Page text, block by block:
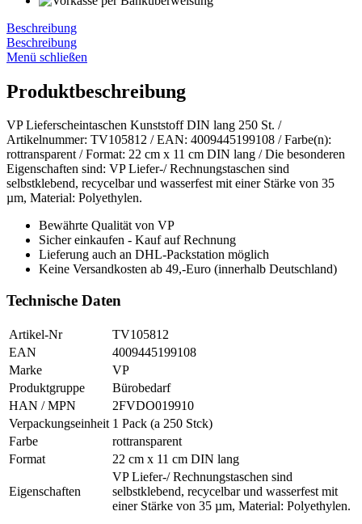
Beschreibung
Beschreibung
Menü schließen
Produktbeschreibung
VP Lieferscheintaschen Kunststoff DIN lang 250 St. /
Artikelnummer: TV105812 / EAN: 4009445199108 / Farbe(n):
rottransparent / Format: 22 cm x 11 cm DIN lang / Die besonderen
Eigenschaften sind: VP Liefer-/ Rechnungstaschen sind
selbstklebend, recycelbar und wasserfest mit einer Stärke von 35
µm, Material: Polyethylen.
Bewährte Qualität von VP
Sicher einkaufen - Kauf auf Rechnung
Lieferung auch an DHL-Packstation möglich
Keine Versandkosten ab 49,-Euro (innerhalb Deutschland)
Technische Daten
Artikel-Nr
TV105812
EAN
4009445199108
Marke
VP
Produktgruppe
Bürobedarf
HAN / MPN
2FVDO019910
Verpackungseinheit 1 Pack (a 250 Stck)
Farbe
rottransparent
Format
22 cm x 11 cm DIN lang
Eigenschaften
VP Liefer-/ Rechnungstaschen sind
selbstklebend, recycelbar und wasserfest mit
einer Stärke von 35 µm, Material: Polyethylen.